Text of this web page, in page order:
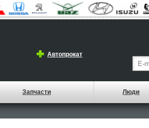
Автопрокат
Запчасти Люди